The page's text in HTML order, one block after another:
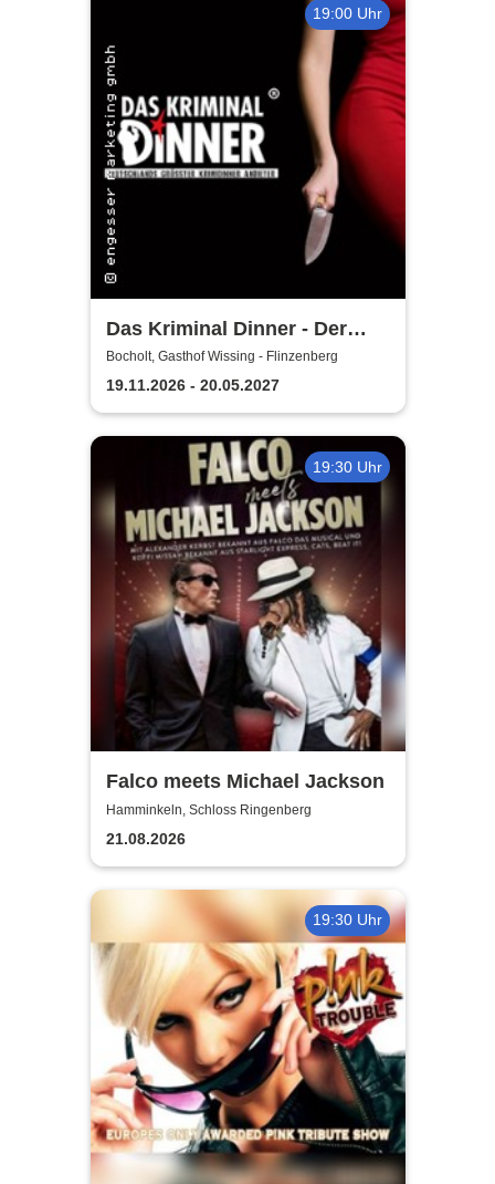
19:00 Uhr
Das Kriminal Dinner - Der
letzte Joint der Marie Juana
Bocholt, Gasthof Wissing - Flinzenberg
19.11.2026 - 20.05.2027
19:30 Uhr
Falco meets Michael Jackson
Hamminkeln, Schloss Ringenberg
21.08.2026
19:30 Uhr